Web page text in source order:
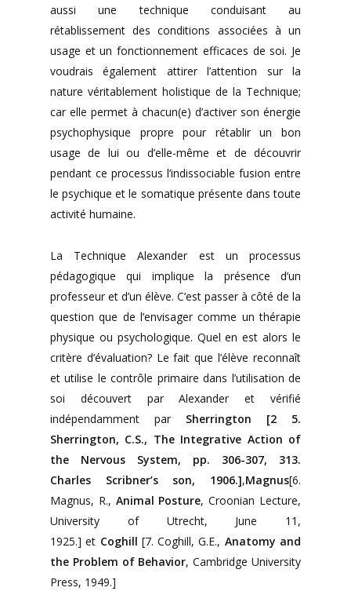
aussi une technique conduisant au
rétablissement des conditions associées à un
usage et un fonctionnement efficaces de soi. Je
voudrais également attirer l’attention sur la
nature véritablement holistique de la Technique;
car elle permet à chacun(e) d’activer son énergie
psychophysique propre pour rétablir un bon
usage de lui ou d’elle-même et de découvrir
pendant ce processus l’indissociable fusion entre
le psychique et le somatique présente dans toute
activité humaine.
La Technique Alexander est un processus
pédagogique qui implique la présence d’un
professeur et d’un élève. C’est passer à côté de la
question que de l’envisager comme un thérapie
physique ou psychologique. Quel en est alors le
critère d’évaluation? Le fait que l’élève reconnaît
et utilise le contrôle primaire dans l’utilisation de
soi découvert par Alexander et vérifié
indépendamment par Sherrington [2 5.
Sherrington, C.S., The Integrative Action of
the Nervous System, pp. 306-307, 313.
Charles Scribner’s son, 1906.],Magnus[6.
Magnus, R., Animal Posture, Croonian Lecture,
University of Utrecht, June 11,
1925.] et Coghill [7. Coghill, G.E., Anatomy and
the Problem of Behavior, Cambridge University
Press, 1949.]